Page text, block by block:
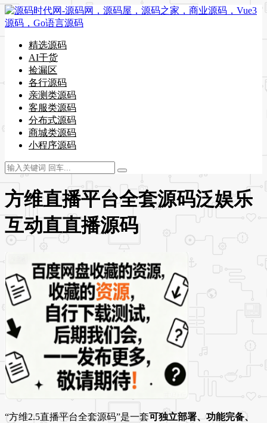
精选源码
AI干货
捡漏区
各行源码
亲测类源码
客服类源码
分布式源码
商城类源码
小程序源码
方维直播平台全套源码泛娱乐
互动直直播源码
“方维2.5直播平台全套源码”是一套可独立部署、功能完备、